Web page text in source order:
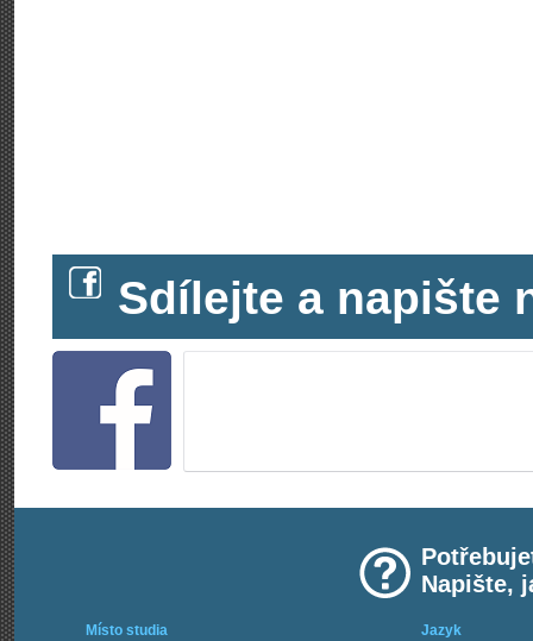
Sdílejte a napište
Napište,
Místo studia Jazyk